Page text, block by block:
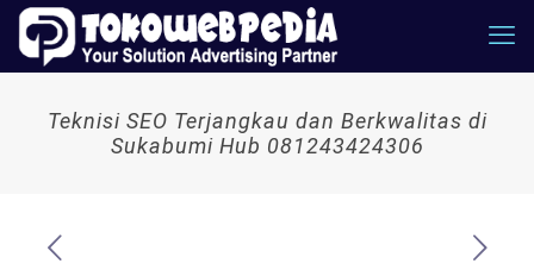
Teknisi SEO Terjangkau dan Berkwalitas di
Sukabumi Hub 081243424306